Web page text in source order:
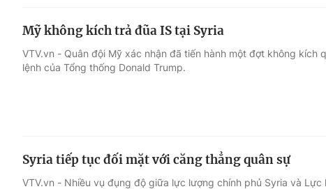
Mỹ không kích trả đũa IS tại Syria
VTV.vn - Quân đội Mỹ xác nhận đã tiến hành một đợt không kích
lệnh của Tổng thống Donald Trump.
Syria tiếp tục đối mặt với căng thẳng quân sự
VTV.vn - Nhiều vụ đụng độ giữa lực lượng chính phủ Syria và Lực